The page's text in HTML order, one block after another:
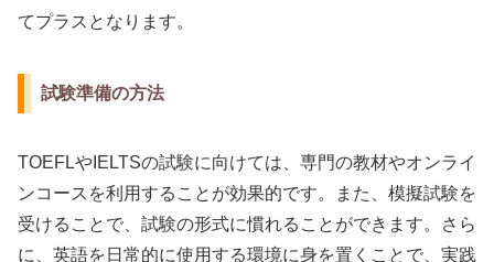
てプラスとなります。
試験準備の方法
TOEFLやIELTSの試験に向けては、専門の教材やオンライ
ンコースを利用することが効果的です。また、模擬試験を
受けることで、試験の形式に慣れることができます。さら
に、英語を日常的に使用する環境に身を置くことで、実践